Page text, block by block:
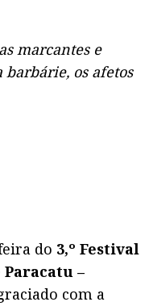
marcantes e
barbárie, os afetos
do 3,º Festival
–
com a